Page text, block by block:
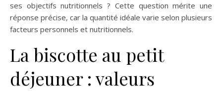
ses objectifs nutritionnels ? Cette question mérite une
réponse précise, car la quantité idéale varie selon plusieurs
facteurs personnels et nutritionnels.
La biscotte au petit
déjeuner : valeurs